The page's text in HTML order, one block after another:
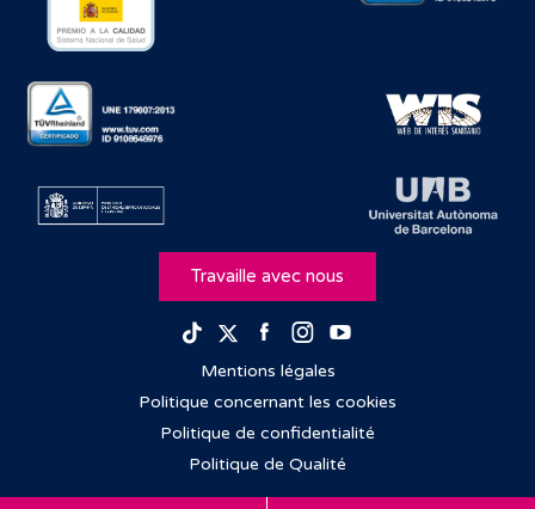
Travaille avec nous
TikTokTwitterFacebook
Instagram
Mentions légales
Politique concernant les cookies
Politique de confidentialité
Politique de Qualité